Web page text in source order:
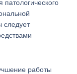
следует
работы